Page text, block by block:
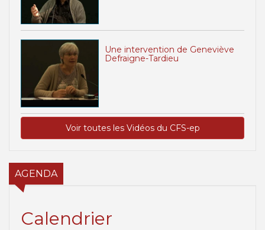
Une intervention de Geneviève
Defraigne-Tardieu
Voir toutes les Vidéos du CFS-ep
AGENDA
Calendrier